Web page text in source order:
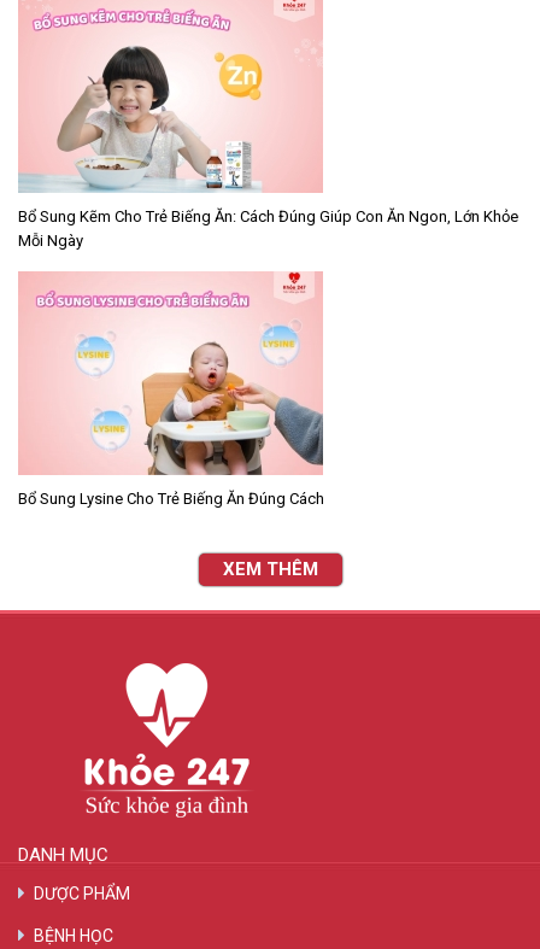
Bổ Sung Kẽm Cho Trẻ Biếng Ăn: Cách Đúng Giúp Con Ăn Ngon, Lớn Khỏe
Mỗi Ngày
Bổ Sung Lysine Cho Trẻ Biếng Ăn Đúng Cách
XEM THÊM
DANH MỤC
DƯỢC PHẨM
BỆNH HỌC